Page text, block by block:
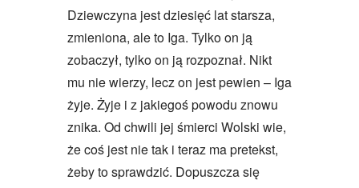
Dziewczyna jest dziesięć lat starsza,
zmieniona, ale to Iga. Tylko on ją
zobaczył, tylko on ją rozpoznał. Nikt
mu nie wierzy, lecz on jest pewien – Iga
żyje. Żyje i z jakiegoś powodu znowu
znika. Od chwili jej śmierci Wolski wie,
że coś jest nie tak i teraz ma pretekst,
żeby to sprawdzić. Dopuszcza się